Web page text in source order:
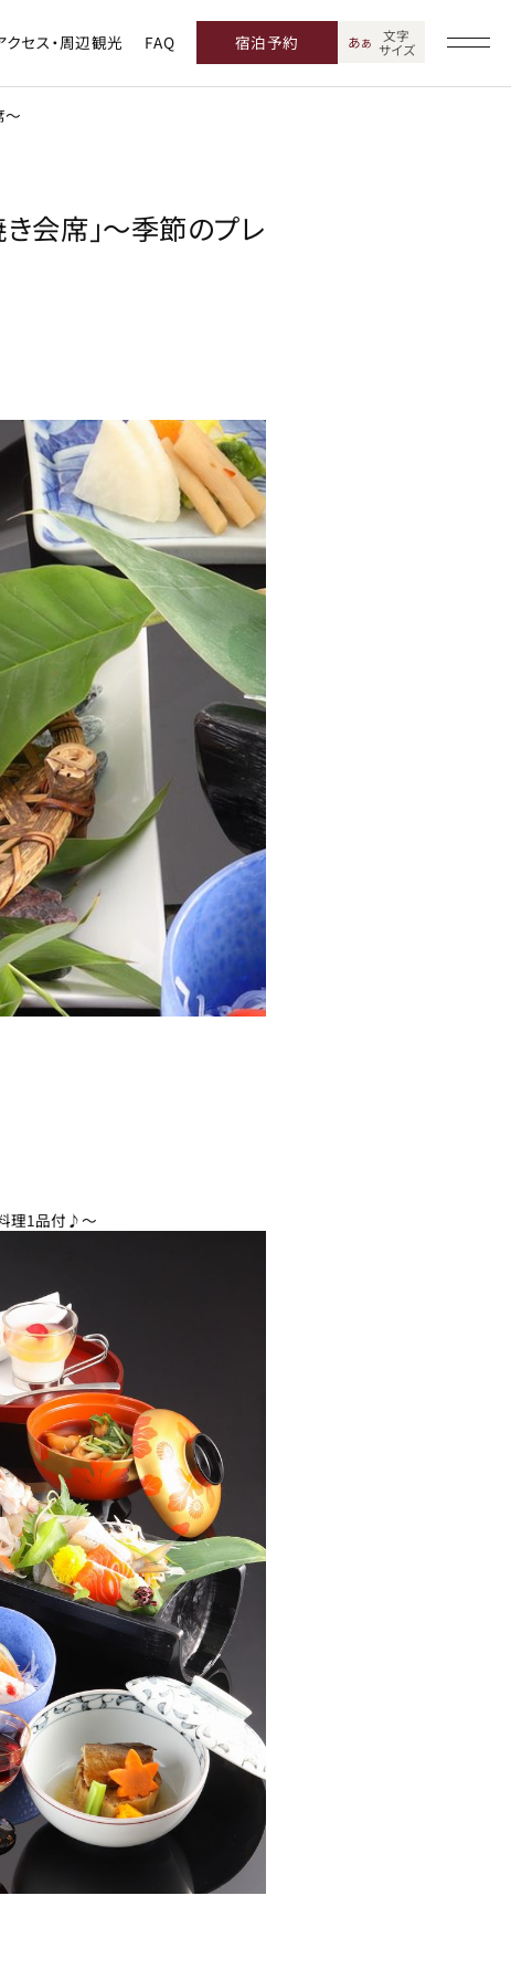
クセス・周辺観光 FAQ 宿泊予約 ああ 文字
サイズ
～
き会席」～季節のプレ
理1品付♪～